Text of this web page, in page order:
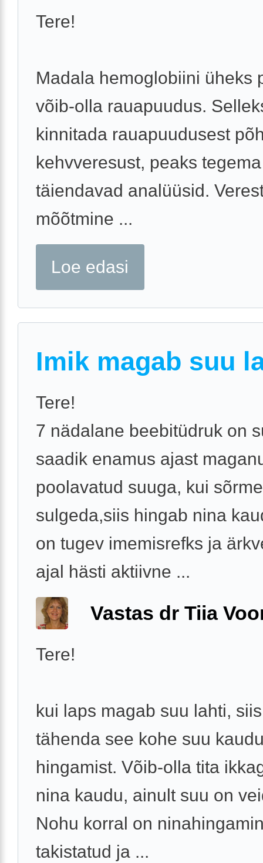
Tere!
Madala hemoglobiini üheks
võib-olla rauapuudus.
kinnitada rauapuudusest
kehvveresust, peaks
täiendavad analüüsid.
mõõtmine ...
Loe edasi
Imik magab suu
Tere!
7 nädalane beebitüdruk on
saadik enamus ajast
poolavatud suuga, kui
sulgeda,siis hingab nina
on tugev imemisrefks ja
ajal hästi aktiivne ...
Vastas dr Tiia
Tere!
kui laps magab suu lahti,
tähenda see kohe suu
hingamist. Võib-olla tita
nina kaudu, ainult suu on
Nohu korral on
takistatud ja ...